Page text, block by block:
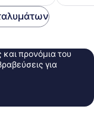
και προνόμια του
για